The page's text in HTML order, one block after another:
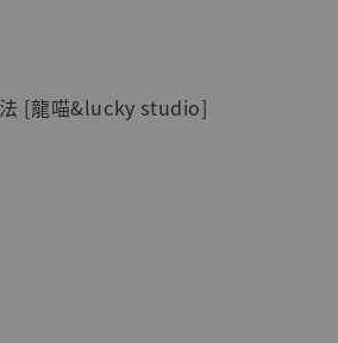
法 [龍喵&lucky studio]